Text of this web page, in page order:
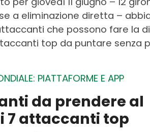
a eliminazione diretta –
che possono fare la
top da puntare senza
PIATTAFORME E APP
da prendere al
7 attaccanti top